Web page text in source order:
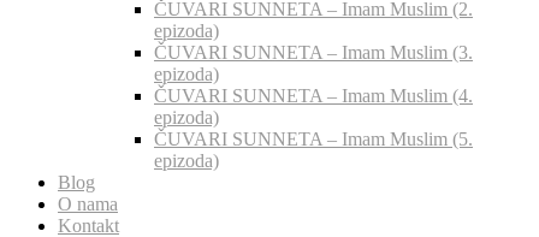
ČUVARI SUNNETA – Imam Muslim (2.
epizoda)
ČUVARI SUNNETA – Imam Muslim (3.
epizoda)
ČUVARI SUNNETA – Imam Muslim (4.
epizoda)
ČUVARI SUNNETA – Imam Muslim (5.
epizoda)
Blog
O nama
Kontakt